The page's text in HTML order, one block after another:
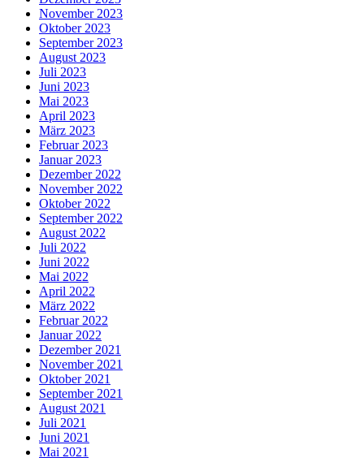
November 2023
Oktober 2023
September 2023
August 2023
Juli 2023
Juni 2023
Mai 2023
April 2023
März 2023
Februar 2023
Januar 2023
Dezember 2022
November 2022
Oktober 2022
September 2022
August 2022
Juli 2022
Juni 2022
Mai 2022
April 2022
März 2022
Februar 2022
Januar 2022
Dezember 2021
November 2021
Oktober 2021
September 2021
August 2021
Juli 2021
Juni 2021
Mai 2021